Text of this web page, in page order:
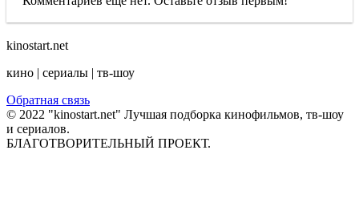
kinostart.net
кино | сериалы | тв-шоу
Обратная связь
© 2022 "kinostart.net" Лучшая подборка кинофильмов, тв-шоу
и сериалов.
БЛАГОТВОРИТЕЛЬНЫЙ ПРОЕКТ.